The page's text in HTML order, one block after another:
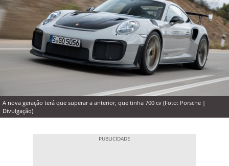
A nova geração terá que superar a anterior, que tinha 700 cv (Foto: Porsche |
Divulgação)